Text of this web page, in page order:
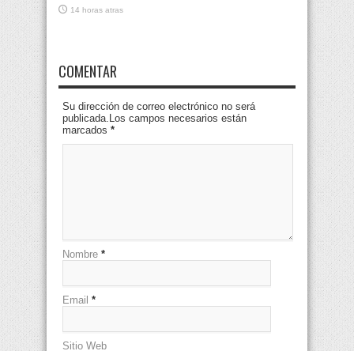
14 horas atras
COMENTAR
Su dirección de correo electrónico no será
publicada.Los campos necesarios están
marcados *
Nombre *
Email *
Sitio Web